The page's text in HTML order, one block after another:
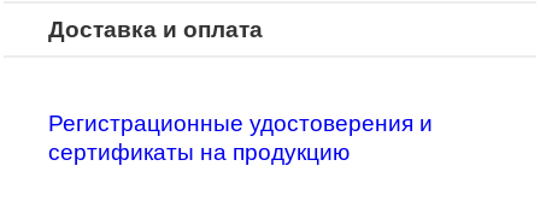
Доставка и оплата
Регистрационные удостоверения и
сертификаты на продукцию